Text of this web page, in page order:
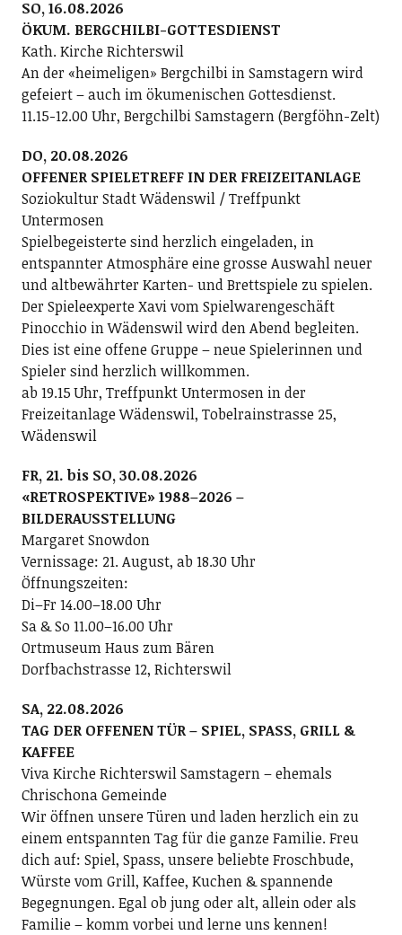
SO, 16.08.2026
ÖKUM. BERGCHILBI-GOTTESDIENST
Kath. Kirche Richterswil
An der «heimeligen» Bergchilbi in Samstagern wird
gefeiert – auch im ökumenischen Gottesdienst.
11.15-12.00 Uhr, Bergchilbi Samstagern (Bergföhn-Zelt)
DO, 20.08.2026
OFFENER SPIELETREFF IN DER FREIZEITANLAGE
Soziokultur Stadt Wädenswil / Treffpunkt
Untermosen
Spielbegeisterte sind herzlich eingeladen, in
entspannter Atmosphäre eine grosse Auswahl neuer
und altbewährter Karten- und Brettspiele zu spielen.
Der Spieleexperte Xavi vom Spielwarengeschäft
Pinocchio in Wädenswil wird den Abend begleiten.
Dies ist eine offene Gruppe – neue Spielerinnen und
Spieler sind herzlich willkommen.
ab 19.15 Uhr, Treffpunkt Untermosen in der
Freizeitanlage Wädenswil, Tobelrainstrasse 25,
Wädenswil
FR, 21. bis SO, 30.08.2026
«RETROSPEKTIVE» 1988–2026 –
BILDERAUSSTELLUNG
Margaret Snowdon
Vernissage: 21. August, ab 18.30 Uhr
Öffnungszeiten:
Di–Fr 14.00–18.00 Uhr
Sa & So 11.00–16.00 Uhr
Ortmuseum Haus zum Bären
Dorfbachstrasse 12, Richterswil
SA, 22.08.2026
TAG DER OFFENEN TÜR – SPIEL, SPASS, GRILL &
KAFFEE
Viva Kirche Richterswil Samstagern – ehemals
Chrischona Gemeinde
Wir öffnen unsere Türen und laden herzlich ein zu
einem entspannten Tag für die ganze Familie. Freu
dich auf: Spiel, Spass, unsere beliebte Froschbude,
Würste vom Grill, Kaffee, Kuchen & spannende
Begegnungen. Egal ob jung oder alt, allein oder als
Familie – komm vorbei und lerne uns kennen!